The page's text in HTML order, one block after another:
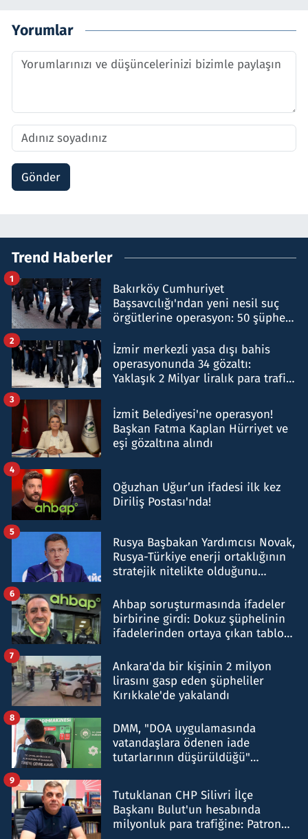
Yorumlar
Gönder
Trend Haberler
Bakırköy Cumhuriyet
Başsavcılığı'ndan yeni nesil suç
örgütlerine operasyon: 50 şüpheli
1
İzmir merkezli yasa dışı bahis
operasyonunda 34 gözaltı:
Yaklaşık 2 Milyar liralık para trafiği
2
İzmit Belediyesi'ne operasyon!
Başkan Fatma Kaplan Hürriyet ve
eşi gözaltına alındı
3
Oğuzhan Uğur’un ifadesi ilk kez
Diriliş Postası'nda!
4
Rusya Başbakan Yardımcısı Novak,
Rusya-Türkiye enerji ortaklığının
stratejik nitelikte olduğunu
5
Ahbap soruşturmasında ifadeler
birbirine girdi: Dokuz şüphelinin
ifadelerinden ortaya çıkan tablo
6
Ankara'da bir kişinin 2 milyon
lirasını gasp eden şüpheliler
Kırıkkale'de yakalandı
7
DMM, "DOA uygulamasında
vatandaşlara ödenen iade
tutarlarının düşürüldüğü"
8
Tutuklanan CHP Silivri İlçe
Başkanı Bulut'un hesabında
milyonluk para trafiğine: Patron
9